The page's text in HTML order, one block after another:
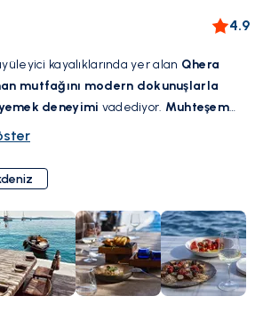
4.9
kayalıklarında yer alan Qhera
mutfağını modern dokunuşlarla
deneyimi vadediyor. Muhteşem
eşliğinde
atmosferiyle bütünleşiyor. Özel olarak
her yemeği mükemmel bir şekilde
unutulmaz bir tat bırakıyor.
gün batımı yemeği, isterEge’ye karşı
olsun,Qhera Restaurant,
bir gastronomi deneyimi sunuyor.